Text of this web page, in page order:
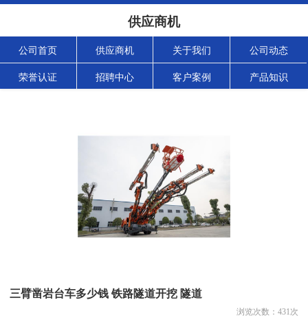
供应商机
公司首页 供应商机 关于我们 公司动态
荣誉认证 招聘中心 客户案例 产品知识
三臂凿岩台车多少钱 铁路隧道开挖 隧道
浏览次数： 431次